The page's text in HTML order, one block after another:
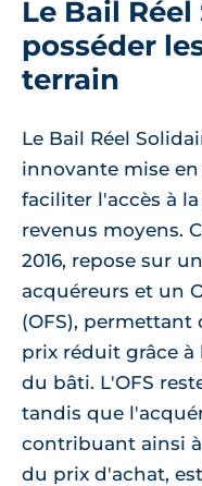
Le Bail
posséder
terrain
Le Bail Réel
innovante mise
faciliter l'accès à
revenus moyens.
2016, repose sur
acquéreurs et un
(OFS),
prix réduit grâce
du bâti. L'OFS
tandis que
contribuant ainsi
du prix d'achat,